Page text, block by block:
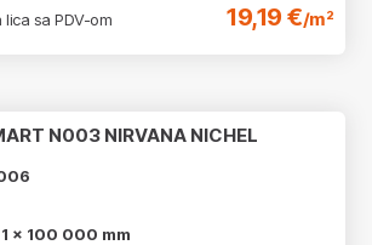
sa PDV-om
19,19 €/m²
N003 NIRVANA NICHEL
1 x 100 000 mm